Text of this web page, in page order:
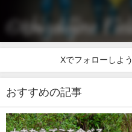
Xでフォローしよう
おすすめの記事